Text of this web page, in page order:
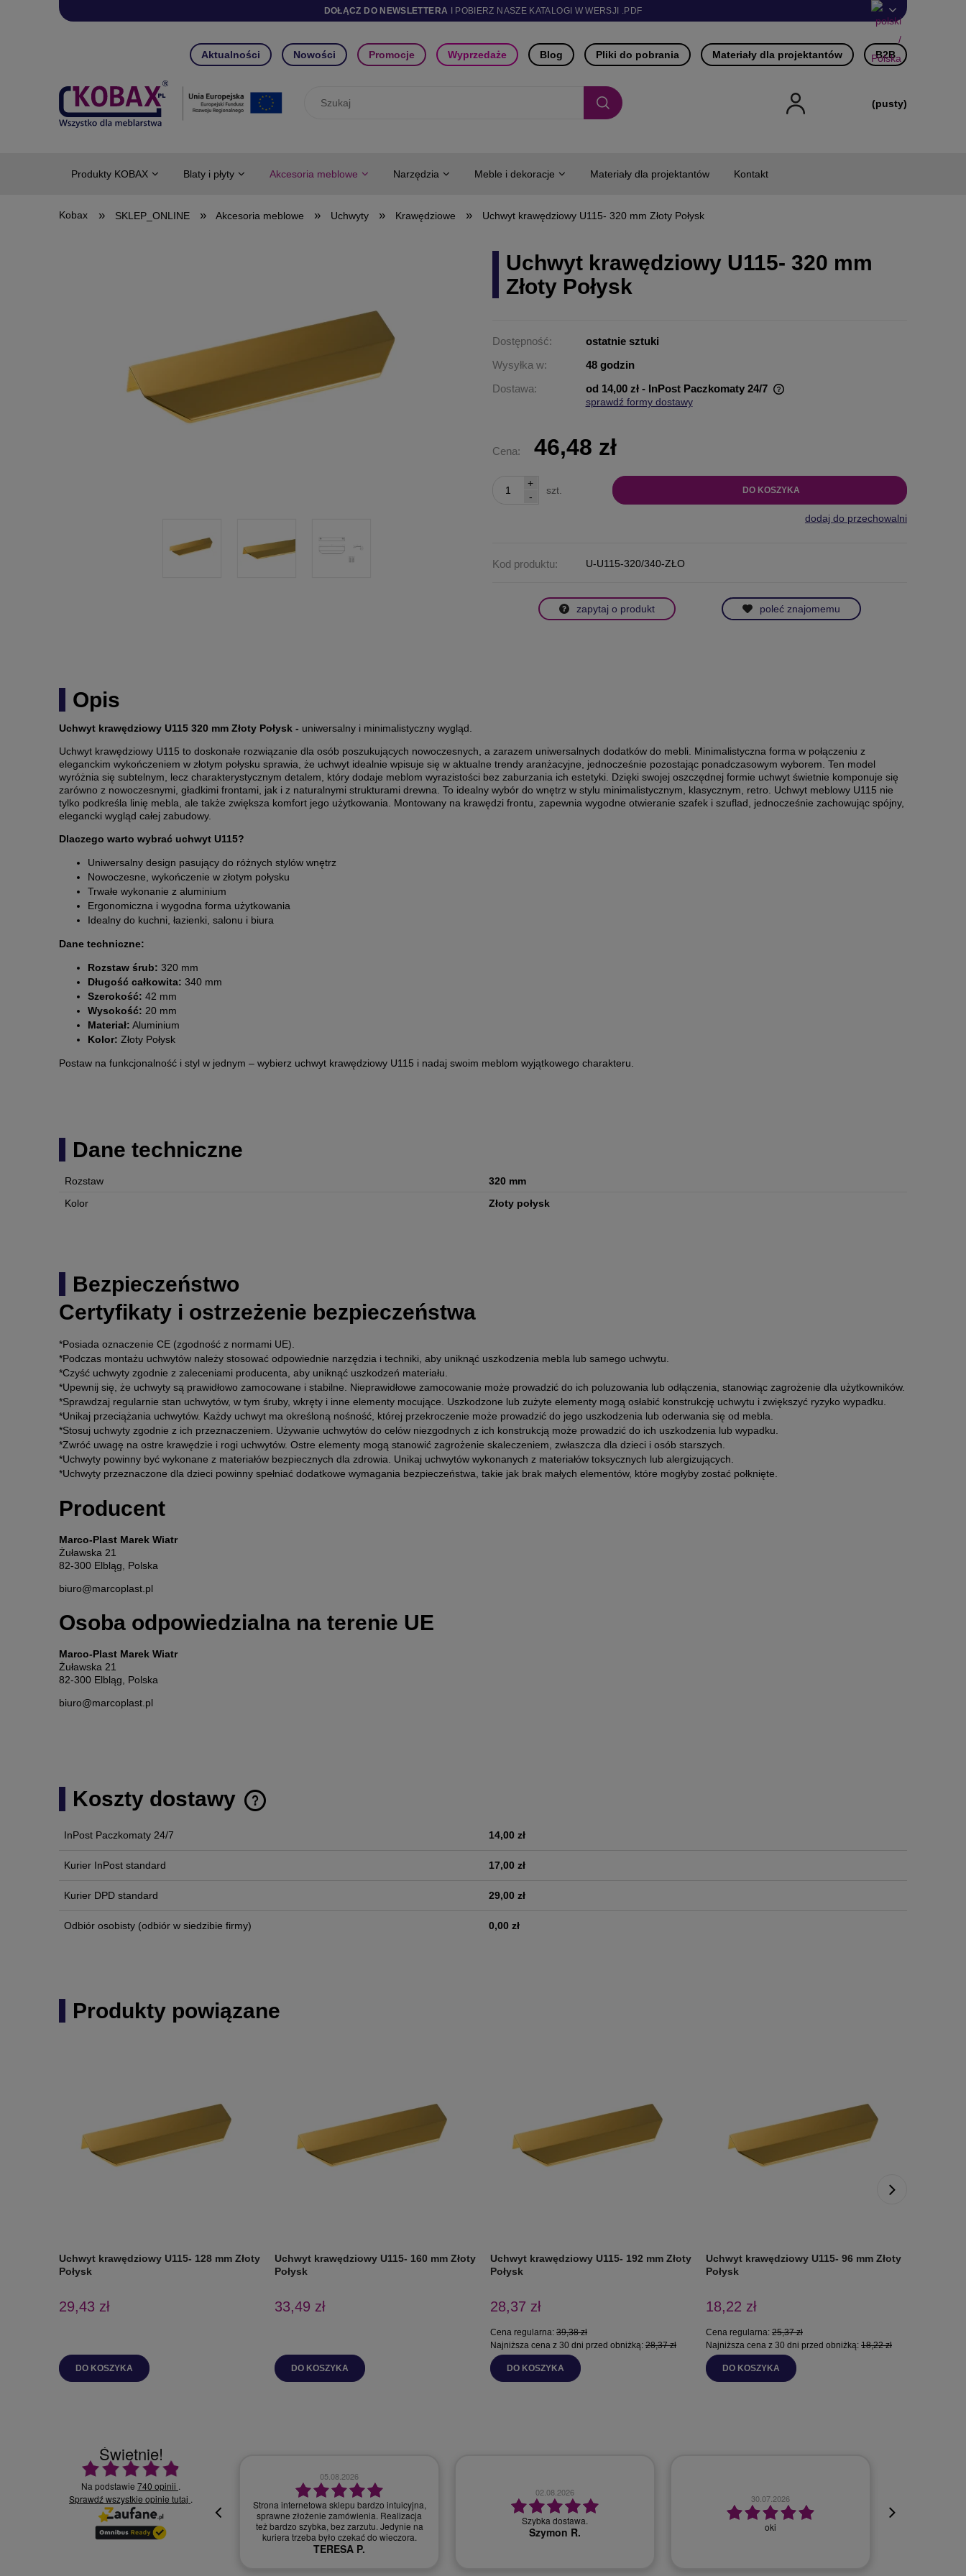
DOŁĄCZ DO NEWSLETTERA I POBIERZ NASZE KATALOGI W WERSJI .PDF
Aktualności Nowości Promocje Wyprzedaże Blog Pliki do pobrania Materiały dla projektantów B2B
(pusty)
Produkty KOBAX Blaty i płyty Akcesoria meblowe Narzędzia Meble i dekoracje Materiały dla projektantów Kontakt
» SKLEP_ONLINE » Akcesoria meblowe » Uchwyty » Krawędziowe » Uchwyt krawędziowy U115- 320 mm Złoty Połysk
Uchwyt krawędziowy U115- 320 mm
Złoty Połysk
Dostępność:
ostatnie sztuki
Wysyłka w:
48 godzin
Dostawa:
od 14,00 zł - InPost Paczkomaty 24/7
sprawdź formy dostawy
Cena: 46,48 zł
-
+
szt. DO KOSZYKA
dodaj do przechowalni
Kod produktu: U-U115-320/340-ZŁO
zapytaj o produkt poleć znajomemu
Opis
Uchwyt krawędziowy U115 320 mm Złoty Połysk - uniwersalny i minimalistyczny wygląd.
Uchwyt krawędziowy U115 to doskonałe rozwiązanie dla osób poszukujących nowoczesnych, a zarazem uniwersalnych dodatków do mebli. Minimalistyczna forma w połączeniu z
eleganckim wykończeniem w złotym połysku sprawia, że uchwyt idealnie wpisuje się w aktualne trendy aranżacyjne, jednocześnie pozostając ponadczasowym wyborem. Ten model
wyróżnia się subtelnym, lecz charakterystycznym detalem, który dodaje meblom wyrazistości bez zaburzania ich estetyki. Dzięki swojej oszczędnej formie uchwyt świetnie komponuje się
zarówno z nowoczesnymi, gładkimi frontami, jak i z naturalnymi strukturami drewna. To idealny wybór do wnętrz w stylu minimalistycznym, klasycznym, retro. Uchwyt meblowy U115 nie
tylko podkreśla linię mebla, ale także zwiększa komfort jego użytkowania. Montowany na krawędzi frontu, zapewnia wygodne otwieranie szafek i szuflad, jednocześnie zachowując spójny,
elegancki wygląd całej zabudowy.
Dlaczego warto wybrać uchwyt U115?
Uniwersalny design pasujący do różnych stylów wnętrz
Nowoczesne, wykończenie w złotym połysku
Trwałe wykonanie z aluminium
Ergonomiczna i wygodna forma użytkowania
Idealny do kuchni, łazienki, salonu i biura
Dane techniczne:
Rozstaw śrub: 320 mm
Długość całkowita: 340 mm
Szerokość: 42 mm
Wysokość: 20 mm
Materiał: Aluminium
Kolor: Złoty Połysk
Postaw na funkcjonalność i styl w jednym – wybierz uchwyt krawędziowy U115 i nadaj swoim meblom wyjątkowego charakteru.
Dane techniczne
Rozstaw
320 mm
Kolor
Złoty połysk
Bezpieczeństwo
Certyfikaty i ostrzeżenie bezpieczeństwa
*Posiada oznaczenie CE (zgodność z normami UE).
*Podczas montażu uchwytów należy stosować odpowiednie narzędzia i techniki, aby uniknąć uszkodzenia mebla lub samego uchwytu.
*Czyść uchwyty zgodnie z zaleceniami producenta, aby uniknąć uszkodzeń materiału.
*Upewnij się, że uchwyty są prawidłowo zamocowane i stabilne. Nieprawidłowe zamocowanie może prowadzić do ich poluzowania lub odłączenia, stanowiąc zagrożenie dla użytkowników.
*Sprawdzaj regularnie stan uchwytów, w tym śruby, wkręty i inne elementy mocujące. Uszkodzone lub zużyte elementy mogą osłabić konstrukcję uchwytu i zwiększyć ryzyko wypadku.
*Unikaj przeciążania uchwytów. Każdy uchwyt ma określoną nośność, której przekroczenie może prowadzić do jego uszkodzenia lub oderwania się od mebla.
*Stosuj uchwyty zgodnie z ich przeznaczeniem. Używanie uchwytów do celów niezgodnych z ich konstrukcją może prowadzić do ich uszkodzenia lub wypadku.
*Zwróć uwagę na ostre krawędzie i rogi uchwytów. Ostre elementy mogą stanowić zagrożenie skaleczeniem, zwłaszcza dla dzieci i osób starszych.
*Uchwyty powinny być wykonane z materiałów bezpiecznych dla zdrowia. Unikaj uchwytów wykonanych z materiałów toksycznych lub alergizujących.
*Uchwyty przeznaczone dla dzieci powinny spełniać dodatkowe wymagania bezpieczeństwa, takie jak brak małych elementów, które mogłyby zostać połknięte.
Producent
Marco-Plast Marek Wiatr
Żuławska 21
82-300 Elbląg, Polska
biuro@marcoplast.pl
Osoba odpowiedzialna na terenie UE
Marco-Plast Marek Wiatr
Żuławska 21
82-300 Elbląg, Polska
biuro@marcoplast.pl
Koszty dostawy
InPost Paczkomaty 24/7 14,00 zł
Kurier InPost standard 17,00 zł
Kurier DPD standard 29,00 zł
Odbiór osobisty (odbiór w siedzibie firmy) 0,00 zł
Produkty powiązane
Uchwyt krawędziowy U115- 128 mm Złoty
Połysk
29,43 zł
DO KOSZYKA
Uchwyt krawędziowy U115- 160 mm Złoty
Połysk
33,49 zł
DO KOSZYKA
Uchwyt krawędziowy U115- 192 mm Złoty
Połysk
28,37 zł
Cena regularna: 39,38 zł
Najniższa cena z 30 dni przed obniżką: 28,37 zł
DO KOSZYKA
Uchwyt krawędziowy U115- 96 mm Złoty
Połysk
18,22 zł
Cena regularna: 25,37 zł
Najniższa cena z 30 dni przed obniżką: 18,22 zł
DO KOSZYKA
Świetnie!
Ocena średnia 4.9 na 5
Na podstawie 740 opinii .
Sprawdź wszystkie opinie tutaj .
30.07.2026
oki
30.07.2026
Wszystko super, miła i profesjonalna
obsługa.
bardzo dobry kontakt, szybka realizacja
zamówienia
Monika T.
23.07.2026
Szybko, bezproblemowo.